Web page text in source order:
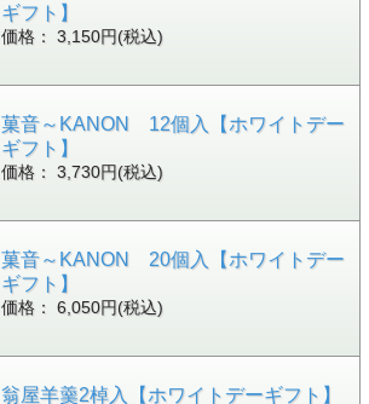
ギフト】
価格： 3,150円(税込)
菓音～KANON 12個入【ホワイトデー
ギフト】
価格： 3,730円(税込)
菓音～KANON 20個入【ホワイトデー
ギフト】
価格： 6,050円(税込)
翁屋羊羹2棹入【ホワイトデーギフト】